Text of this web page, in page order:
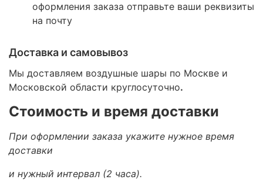
оформления заказа отправьте ваши реквизиты
на почту
Доставка и самовывоз
Мы доставляем воздушные шары по Москве и
Московской области круглосуточно.
Стоимость и время доставки
При оформлении заказа укажите нужное время
доставки
и нужный интервал (2 часа).